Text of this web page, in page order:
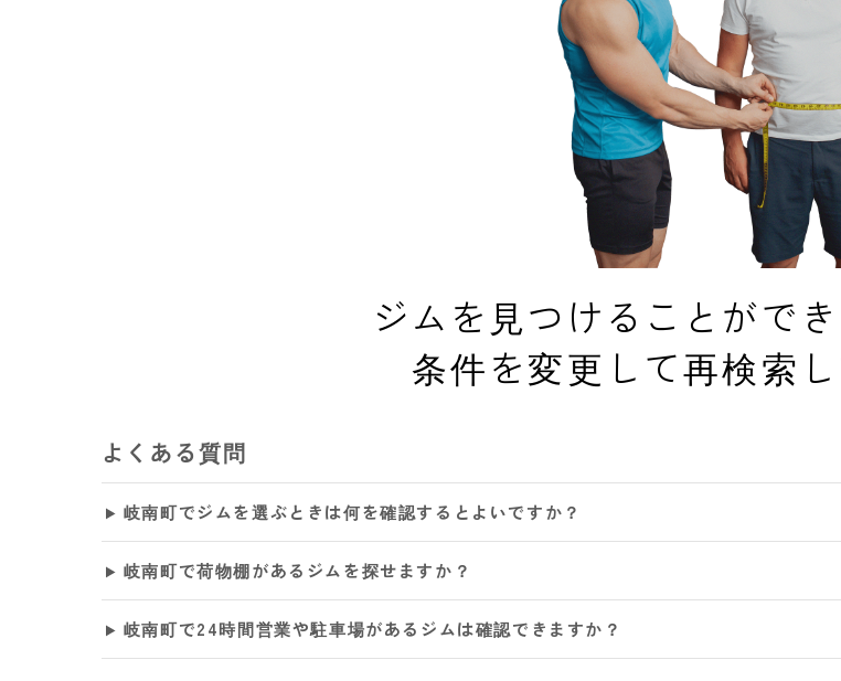
ジムを見つけることができ
条件を変更して再検索し
よくある質問
岐南町でジムを選ぶときは何を確認するとよいですか？
岐南町で荷物棚があるジムを探せますか？
岐南町で24時間営業や駐車場があるジムは確認できますか？